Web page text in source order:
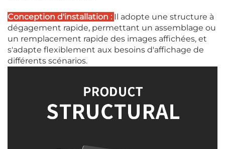
Conception d'installation : Il adopte une structure à
dégagement rapide, permettant un assemblage ou
un remplacement rapide des images affichées, et
s'adapte flexiblement aux besoins d'affichage de
différents scénarios.